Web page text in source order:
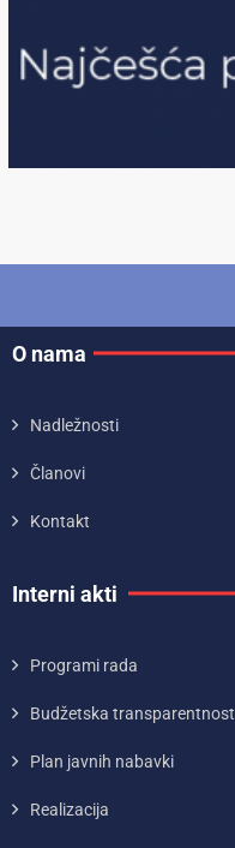
O nama
Nadležnosti
Članovi
Kontakt
Interni akti
Programi rada
Budžetska transparentnost
Plan javnih nabavki
Realizacija